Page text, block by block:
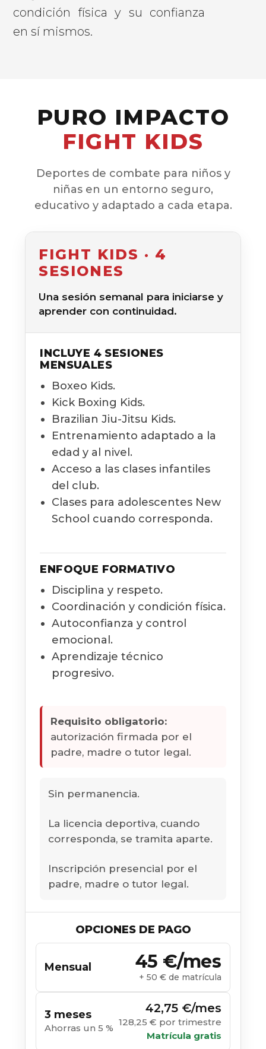
condición física y su confianza
en sí mismos.
PURO IMPACTO
FIGHT KIDS
Deportes de combate para niños y
niñas en un entorno seguro,
educativo y adaptado a cada etapa.
FIGHT KIDS · 4
SESIONES
Una sesión semanal para iniciarse y
aprender con continuidad.
INCLUYE 4 SESIONES
MENSUALES
Boxeo Kids.
Kick Boxing Kids.
Brazilian Jiu-Jitsu Kids.
Entrenamiento adaptado a la
edad y al nivel.
Acceso a las clases infantiles
del club.
Clases para adolescentes New
School cuando corresponda.
ENFOQUE FORMATIVO
Disciplina y respeto.
Coordinación y condición física.
Autoconfianza y control
emocional.
Aprendizaje técnico
progresivo.
Requisito obligatorio:
autorización firmada por el
padre, madre o tutor legal.
Sin permanencia.
La licencia deportiva, cuando
corresponda, se tramita aparte.
Inscripción presencial por el
padre, madre o tutor legal.
OPCIONES DE PAGO
Mensual 45 €/mes
+ 50 € de matrícula
3 meses
Ahorras un 5 %
42,75 €/mes
128,25 € por trimestre
Matrícula gratis